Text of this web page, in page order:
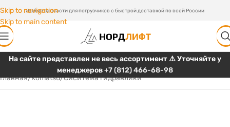
Skip to navigation
Skip to main content
Любые запчасти для погрузчиков с быстрой доставкой по всей России
На сайте представлен не весь ассортимент ⚠️ Уточняйте у
менеджеров+7 (812) 466-68-98
Главная/Komatsu/Сиситема гидравлики